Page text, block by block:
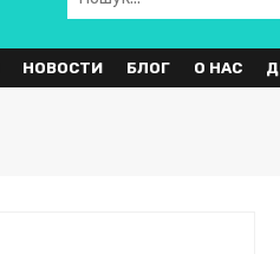
НОВОСТИ БЛОГ О НАС